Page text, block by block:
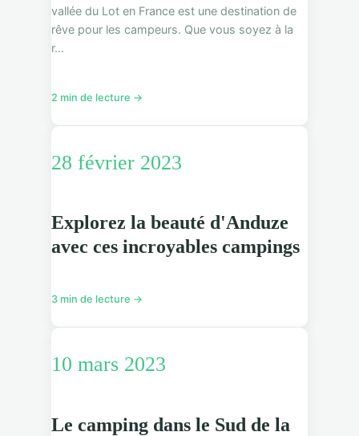
vallée du Lot en France est une destination de
rêve pour les campeurs. Que vous soyez à la
r...
2 min de lecture →
28 février 2023
Explorez la beauté d'Anduze
avec ces incroyables campings
3 min de lecture →
10 mars 2023
Le camping dans le Sud de la